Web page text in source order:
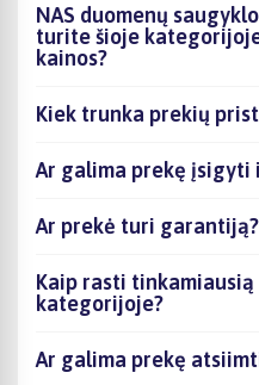
NAS duomenų
turite šioje
kainos?
Kiek trunka prekių
Ar galima prekę įsigyti
Ar prekė turi garantiją?
Kaip rasti
kategorijoje?
Ar galima prekę